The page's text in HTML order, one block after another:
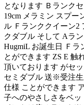
となります Ｂランク
19cm メラミン スプー
ル Ｆランククイーン2
クダブル そして Aラ
HugmiL お誕生日 Ｆラ
とができます ZS E 触
頂いております がセ
セミダブル 送※受注
仕様 ことができます
子へのやさしさをベ